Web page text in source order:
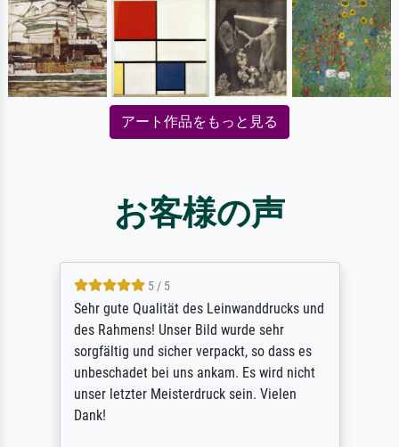
アート作品をもっと見る
お客様の声
5 / 5
Sehr gute Qualität des Leinwanddrucks und
des Rahmens! Unser Bild wurde sehr
sorgfältig und sicher verpackt, so dass es
unbeschadet bei uns ankam. Es wird nicht
unser letzter Meisterdruck sein. Vielen
Dank!